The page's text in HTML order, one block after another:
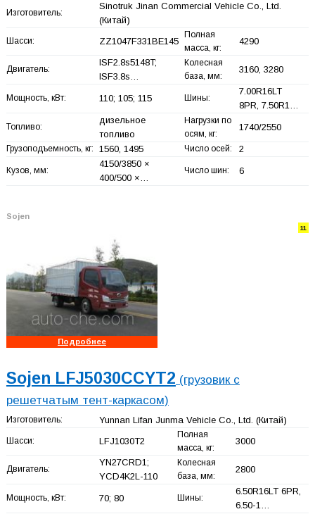
Изготовитель:
Sinotruk Jinan Commercial Vehicle Co., Ltd.
(Китай)
Шасси: ZZ1047F331BE145
Полная
масса, кг:
4290
Двигатель:
ISF2.8s5148T;
ISF3.8s…
Колесная
база, мм:
3160, 3280
Мощность, кВт: 110; 105; 115 Шины:
7.00R16LT
8PR, 7.50R1…
Топливо:
дизельное
топливо
Нагрузки по
осям, кг:
1740/2550
Грузоподъемность, кг: 1560, 1495 Число осей: 2
Кузов, мм:
4150/3850 ×
400/500 ×…
Число шин: 6
Sojen
11
Подробнее
Sojen LFJ5030CCYT2 (грузовик с
решетчатым тент-каркасом)
Изготовитель: Yunnan Lifan Junma Vehicle Co., Ltd. (Китай)
Шасси: LFJ1030T2
Полная
масса, кг:
3000
Двигатель:
YN27CRD1;
YCD4K2L-110
Колесная
база, мм:
2800
Мощность, кВт: 70; 80 Шины:
6.50R16LT 6PR,
6.50-1…